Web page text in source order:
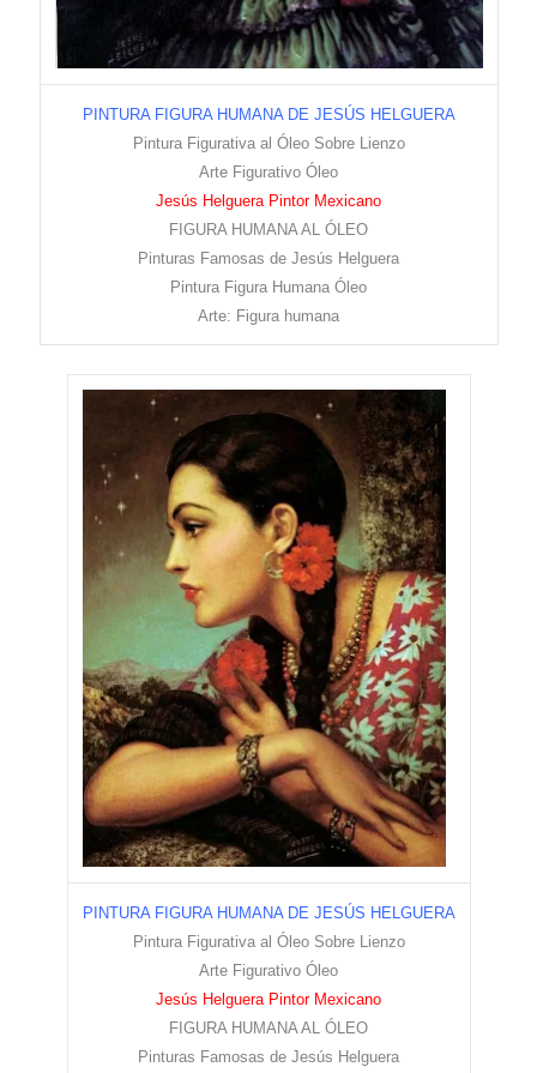
PINTURA FIGURA HUMANA DE JESÚS HELGUERA
Pintura Figurativa al Óleo Sobre Lienzo
Arte Figurativo Óleo
Jesús Helguera Pintor Mexicano
FIGURA HUMANA AL ÓLEO
Pinturas Famosas de Jesús Helguera
Pintura Figura Humana Óleo
Arte: Figura humana
PINTURA FIGURA HUMANA DE JESÚS HELGUERA
Pintura Figurativa al Óleo Sobre Lienzo
Arte Figurativo Óleo
Jesús Helguera Pintor Mexicano
FIGURA HUMANA AL ÓLEO
Pinturas Famosas de Jesús Helguera